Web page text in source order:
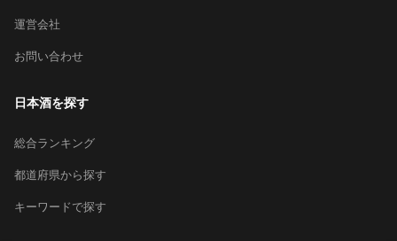
運営会社
お問い合わせ
日本酒を探す
総合ランキング
都道府県から探す
キーワードで探す